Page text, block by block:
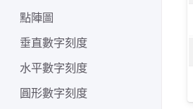
點陣圖
垂直數字刻度
水平數字刻度
圓形數字刻度